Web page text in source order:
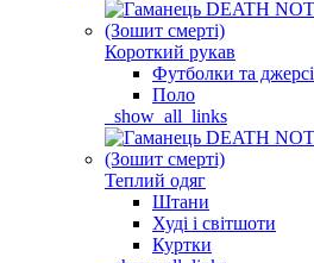
Короткий рукав
Футболки та джерсі
Поло
_show_all_links
Теплий одяг
Штани
Худі і світшоти
Куртки